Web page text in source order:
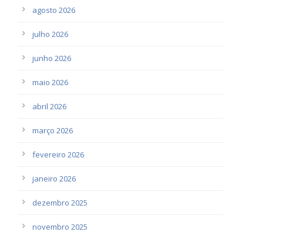
agosto 2026
julho 2026
junho 2026
maio 2026
abril 2026
março 2026
fevereiro 2026
janeiro 2026
dezembro 2025
novembro 2025